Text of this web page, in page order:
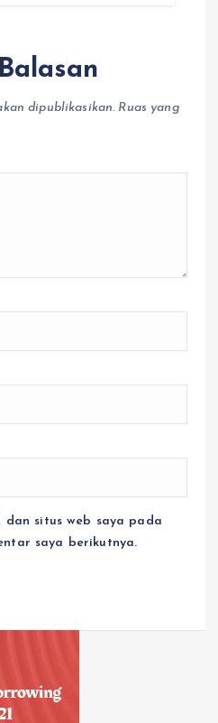
dipublikasikan. Ruas yang
dan situs web saya pada
saya berikutnya.